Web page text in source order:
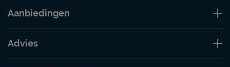
Aanbiedingen
Advies